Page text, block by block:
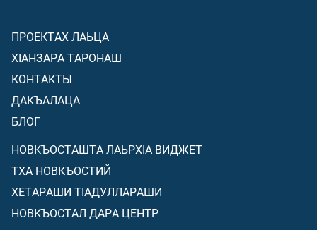
ПРОЕКТАХ ЛАЬЦА
ХIАНЗАРА ТАРОНАШ
КОНТАКТЫ
ДАКЪАЛАЦА
БЛОГ
НОВКЪОСТАШТА ЛАЬРХIА ВИДЖЕТ
ТХА НОВКЪОСТИЙ
ХЕТАРАШИ ТIАДУЛЛАРАШИ
НОВКЪОСТАЛ ДАРА ЦЕНТР